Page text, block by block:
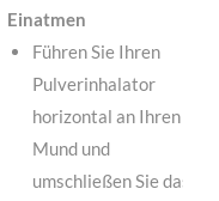
Einatmen
Führen Sie Ihren
Pulverinhalator
horizontal an Ihren
Mund und
umschließen Sie das